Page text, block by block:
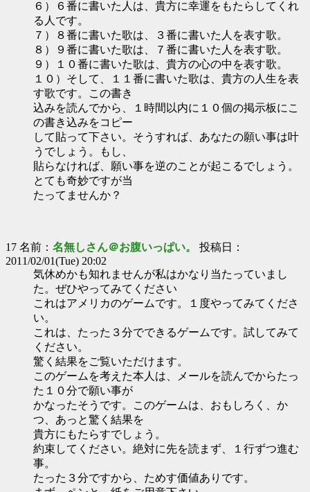
６）６番に書いた人は、貴方に幸運をもたらしてくれ
る人です。
７）８番に書いた歌は、３番に書いた人を表す歌。
８）９番に書いた歌は、７番に書いた人を表す歌。
９）１０番に書いた歌は、貴方の心の中を表す歌。
１０）そして、１１番に書いた歌は、貴方の人生を表
す歌です。この書き
込みを読んでから、１時間以内に１０個の掲示板にこ
の書き込みをコピー
して貼って下さい。そうすれば、あなたの願い事は叶
うでしょう。もし、
貼らなければ、願い事を逆のことが起こるでしょう。
とても奇妙ですが当
たってませんか？
17 名前： 名無しさん＠お腹いっぱい。 投稿日：
2011/02/01(Tue) 20:02
気休めかも知れませんが私はかなり当たっていまし
た。ぜひやってみてください
これはアメリカのゲームです。１度やってみてくださ
い。
これは、たった３分でできるゲームです。試してみて
ください。
驚く結果をご覧いただけます。
このゲームを考えた本人は、メールを読んでからたっ
た１０分で願い事が
かなったそうです。このゲームは、おもしろく、か
つ、あっと驚く結果を
貴方にもたらすでしょう。
約束してください。絶対に先を読まず、１行ずつ進む
事。
たった３分ですから、ためす価値ありです。